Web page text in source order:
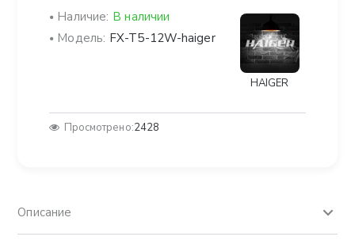
Наличие: В наличии
Модель: FX-T5-12W-haiger
HAIGER
Просмотрено:2428
Описание